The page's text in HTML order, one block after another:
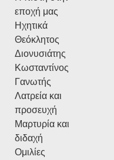
εποχή μας
Ηχητικά
Θεόκλητος
Διονυσιάτης
Κωσταντίνος
Γανωτής
Λατρεία και
προσευχή
Μαρτυρία και
διδαχή
Ομιλίες